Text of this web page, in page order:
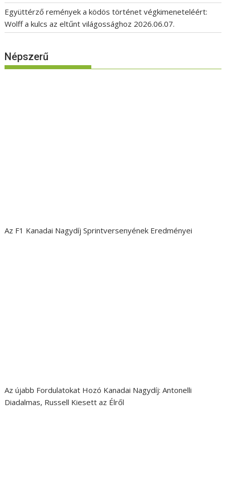
Együttérző remények a ködös történet végkimeneteléért:
Wolff a kulcs az eltűnt világossághoz 2026.06.07.
Népszerű
Az F1 Kanadai Nagydíj Sprintversenyének Eredményei
Az újabb Fordulatokat Hozó Kanadai Nagydíj: Antonelli
Diadalmas, Russell Kiesett az Élről